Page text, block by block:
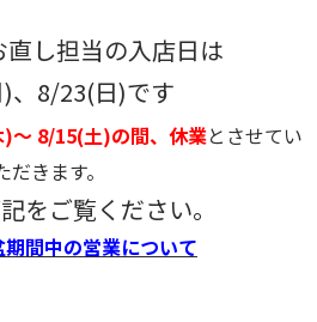
し担当の入店日は
、8/23(日)です
～ 8/15(土)の間、休業とさせてい
だきます。
をご覧ください。
間中の営業について